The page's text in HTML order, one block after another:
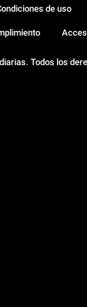
Todos los
de uso